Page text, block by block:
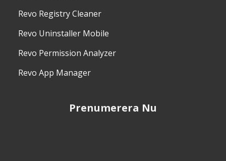
Revo Registry Cleaner
Revo Uninstaller Mobile
Revo Permission Analyzer
Revo App Manager
Prenumerera Nu